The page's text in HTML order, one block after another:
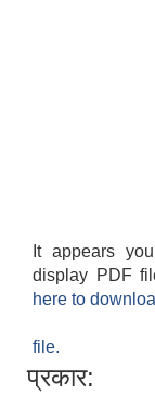
It appears
display PDF
here to
file.
प्रकार: